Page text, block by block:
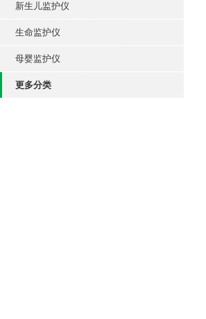
新生儿监护仪
生命监护仪
母婴监护仪
更多分类